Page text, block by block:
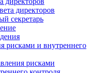
директоров
секретарь
рисками и внутреннего
рисками